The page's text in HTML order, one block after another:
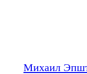
Михаил